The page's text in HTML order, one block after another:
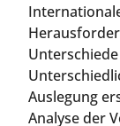
Auslegung
Analyse der